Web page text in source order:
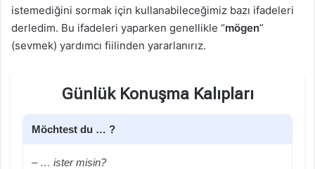
istemediğini sormak için kullanabileceğimiz bazı ifadeleri
derledim. Bu ifadeleri yaparken genellikle “mögen”
(sevmek) yardımcı fiilinden yararlanırız.
Günlük Konuşma Kalıpları
Möchtest du … ?
– … ister misin?